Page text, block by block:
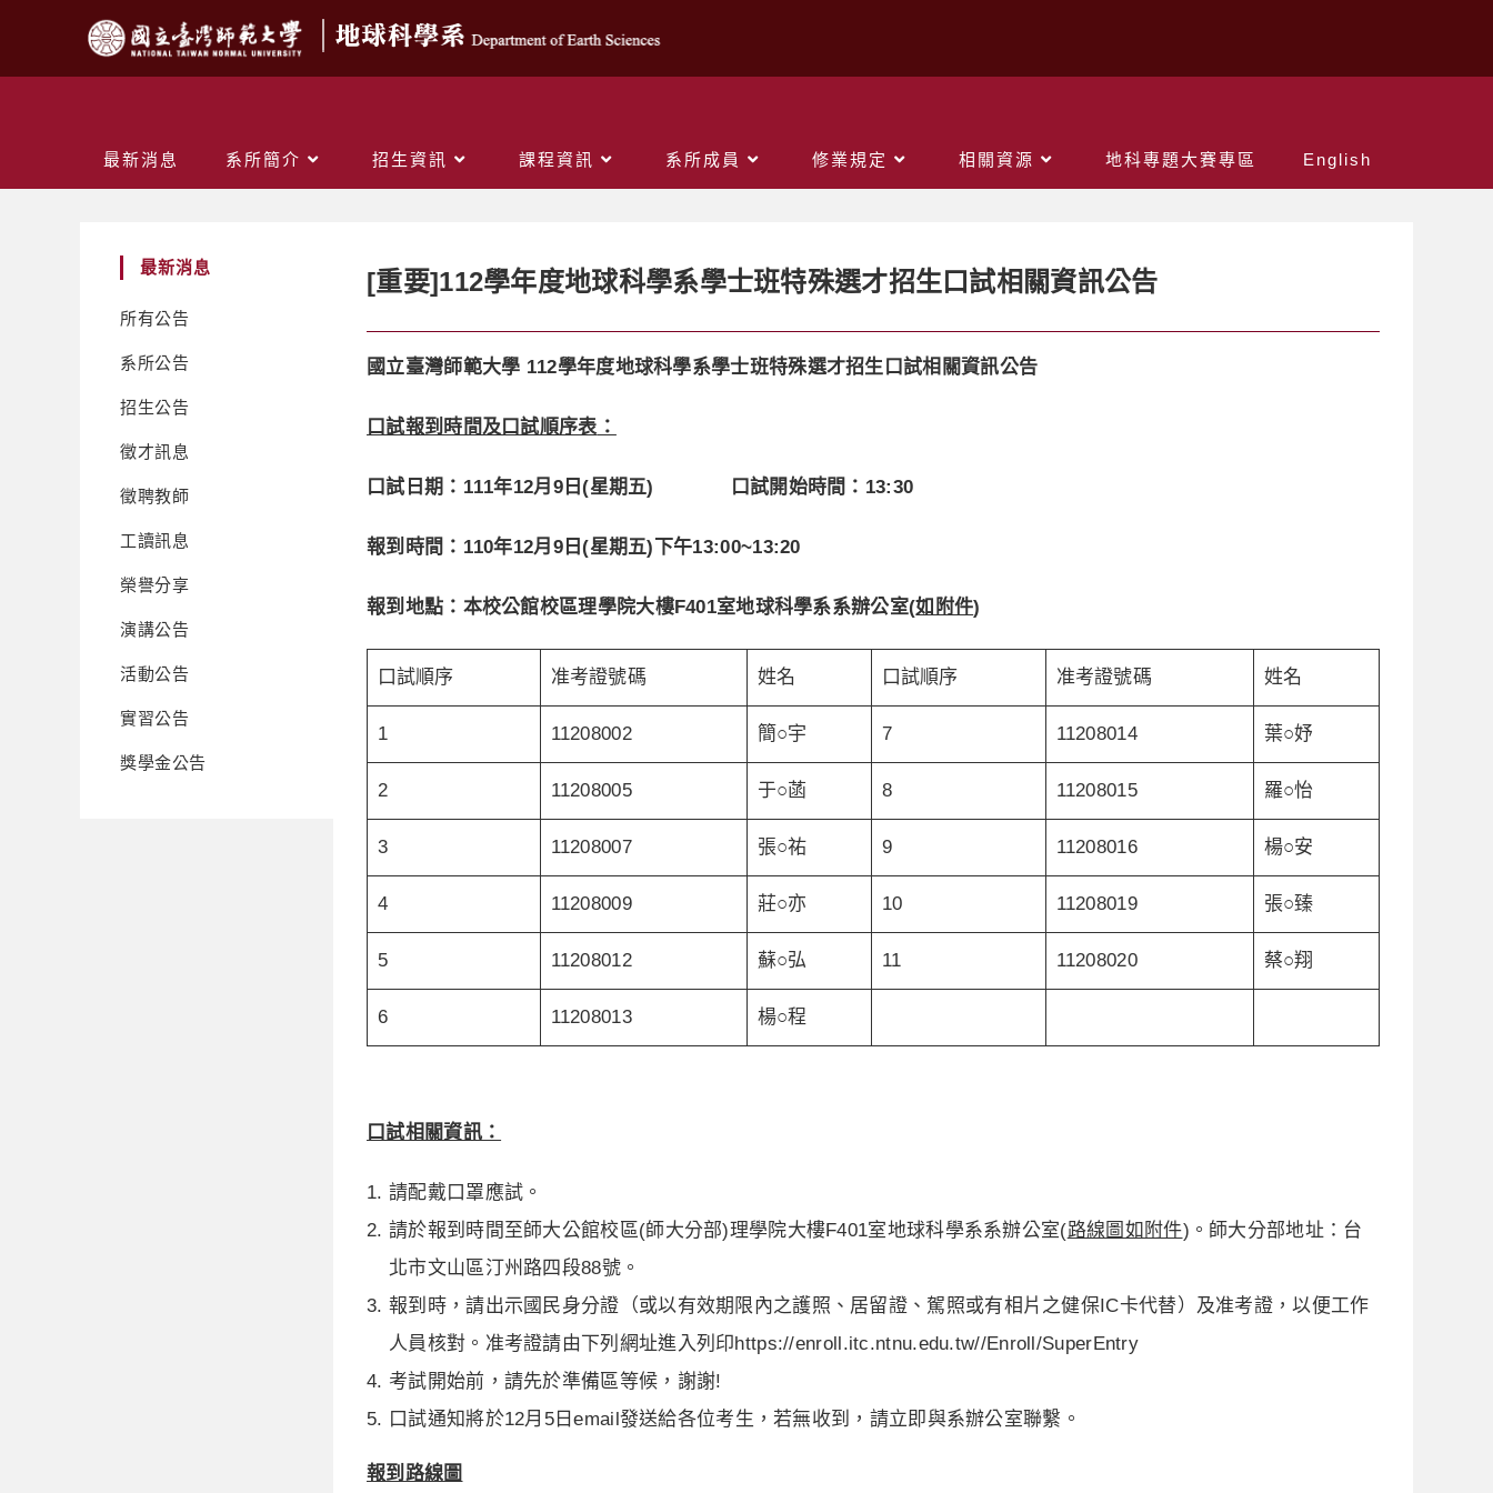
最新消息 系所簡介 招生資訊 課程資訊 系所成員 修業規定 相關資源 地科專題大賽專區 English
最新消息
所有公告
系所公告
招生公告
徵才訊息
徵聘教師
工讀訊息
榮譽分享
演講公告
活動公告
實習公告
獎學金公告
[重要]112學年度地球科學系學士班特殊選才招生口試相關資訊公告
國立臺灣師範大學 112學年度地球科學系學士班特殊選才招生口試相關資訊公告
口試報到時間及口試順序表：
口試日期：111年12月9日(星期五) 口試開始時間：13:30
報到時間： 110年12月 9日(星期五)下午13:00~13:20
報到地點：本校公館校區理學院大樓F401室地球科學系系辦公室(如附件)
口試順序 准考證號碼 姓名 口試順序 准考證號碼 姓名
1 11208002 簡○宇 7 11208014 葉○妤
2 11208005 于○菡 8 11208015 羅○怡
3 11208007 張○祐 9 11208016 楊○安
4 11208009 莊○亦 10 11208019 張○臻
5 11208012 蘇○弘 11 11208020 蔡○翔
6 11208013 楊○程
口試相關資訊：
請配戴口罩應試。
請於報到時間至師大公館校區(師大分部)理學院大樓F401室地球科學系系辦公室(路線圖如附件)。師大分部地址：台
北市文山區汀州路四段88號。
報到時，請出示國民身分證（或以有效期限內之護照、居留證、駕照或有相片之健保IC卡代替）及准考證，以便工作
人員核對。准考證請由下列網址進入列印https://enroll.itc.ntnu.edu.tw//Enroll/SuperEntry
考試開始前，請先於準備區等候，謝謝!
口試通知將於12月5日email發送給各位考生，若無收到，請立即與系辦公室聯繫。
報到路線圖